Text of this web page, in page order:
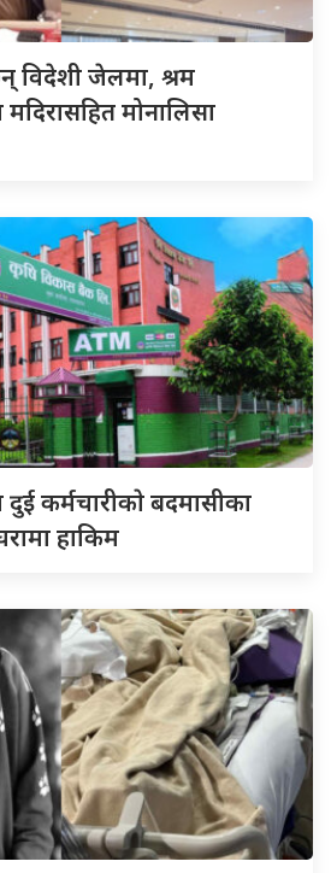
विदेशी जेलमा, श्रम
मदिरासहित मोनालिसा
कर्मचारीकाे बदमासीका
हाकिम